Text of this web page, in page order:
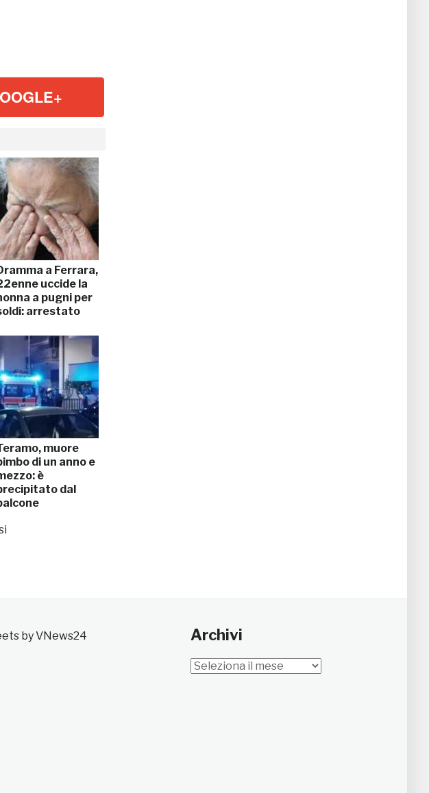
a Ferrara,
uccide la
a pugni per
arrestato
muore
di un anno e
è
dal
by VNews24 Archivi
Archivi